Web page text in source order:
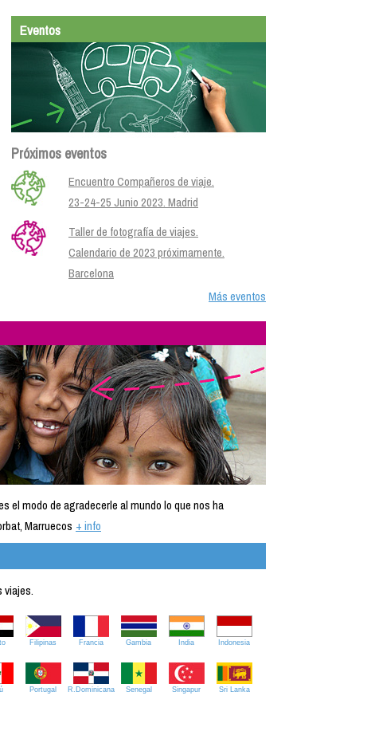
Eventos
Próximos eventos
Encuentro Compañeros de viaje.
23-24-25 Junio 2023. Madrid
Taller de fotografía de viajes.
Calendario de 2023 próximamente.
Barcelona
Más eventos
el modo de agradecerle al mundo lo que nos ha
Marruecos + info
viajes.
Filipinas Francia Gambia India Indonesia
Portugal R.Dominicana Senegal Singapur Sri Lanka